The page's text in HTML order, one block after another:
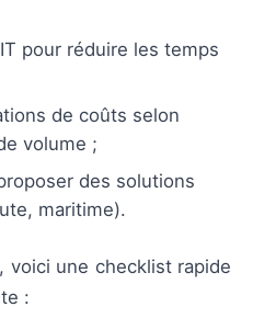
pour réduire les temps
de coûts selon
volume ;
des solutions
maritime).
voici une checklist rapide
: